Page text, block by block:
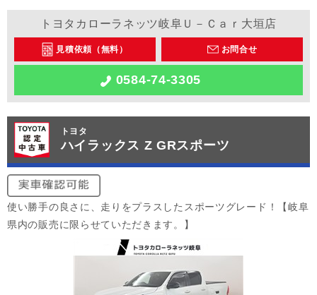
トヨタカローラネッツ岐阜Ｕ－Ｃａｒ大垣店
見積依頼（無料） お問合せ
0584-74-3305
トヨタ
ハイラックス Z GRスポーツ
使い勝手の良さに、走りをプラスしたスポーツグレード！【岐阜
県内の販売に限らせていただきます。】